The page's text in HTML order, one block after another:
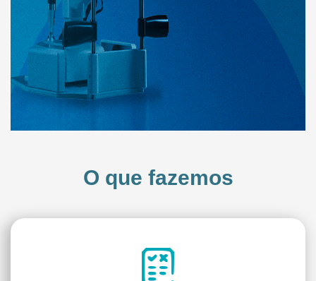
O que fazemos